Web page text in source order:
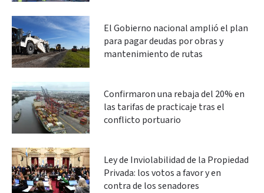
El Gobierno nacional amplió el plan
para pagar deudas por obras y
mantenimiento de rutas
Confirmaron una rebaja del 20% en
las tarifas de practicaje tras el
conflicto portuario
Ley de Inviolabilidad de la Propiedad
Privada: los votos a favor y en
contra de los senadores